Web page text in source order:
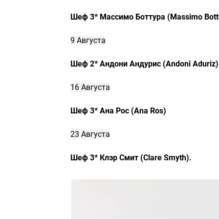
Шеф 3* Массимо Боттура (Massimo
9 Августа
Шеф 2* Андони Андурис (Andoni Aduriz)
16 Августа
Шеф 3* Ана Рос (Ana Ros)
23 Августа
Шеф 3* Клэр Смит (Clare Smyth).